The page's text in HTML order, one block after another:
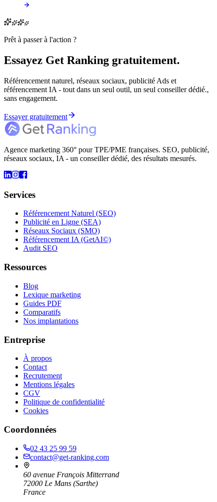
Prêt à passer à l'action ?
Essayez Get Ranking gratuitement.
Référencement naturel, réseaux sociaux, publicité Ads et
référencement IA - tout dans un seul outil, un seul conseiller dédié.,
sans engagement.
Essayer gratuitement
Agence marketing 360° pour TPE/PME françaises. SEO, publicité,
réseaux sociaux, IA - un conseiller dédié, des résultats mesurés.
Services
Référencement Naturel (SEO)
Publicité en Ligne (SEA)
Réseaux Sociaux (SMO)
Référencement IA (GetAI©)
Audit SEO
Ressources
Blog
Lexique marketing
Guides PDF
Comparatifs
Nos implantations
Entreprise
À propos
Contact
Recrutement
Mentions légales
CGV
Politique de confidentialité
Cookies
Coordonnées
02 43 25 99 59
contact@get-ranking.com
60 avenue François Mitterrand
72000 Le Mans (Sarthe)
France